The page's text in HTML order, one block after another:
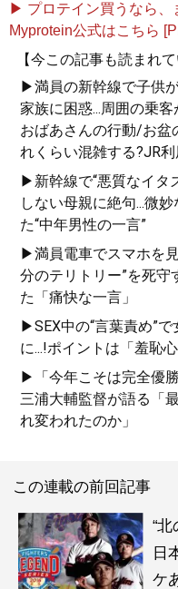
▶ プロテイン買うなら、
Myprotein公式はこちら
【今この記事も読まれて
▶満員の新幹線で子供
家族に困惑...周囲の乗客
おばあさんの行動/お盆
れくらい混雑する?JR
▶新幹線で“悪質なイタ
しない母親に絶句...微
た“中年男性の一言”
▶満員電車でスマホを
分のテリトリー”を死守
た「痛快な一言」
▶SEX中の“言葉責め”
に...!ポイントは「羞恥
▶「今年こそは完全優
三浦大輔監督が語る「
れ変われたのか」
この連載の前回記事
“
日
ケ